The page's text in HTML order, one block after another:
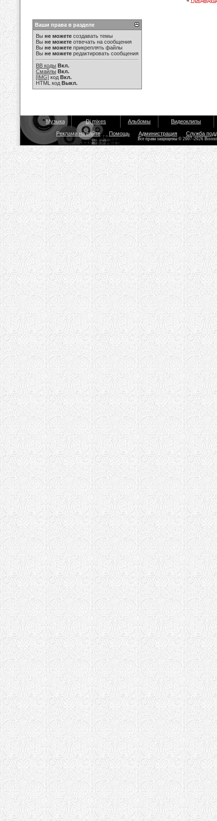
Ваши права в разделе
Вы не можете создавать темы
Вы не можете отвечать на сообщения
Вы не можете прикреплять файлы
Вы не можете редактировать сообщения
BB коды Вкл.
Смайлы Вкл.
[IMG] код Вкл.
HTML код Выкл.
Музыка Dj mixes Альбомы Видеоклипы
Реклама на сайте Помощь Администрация Служба
Все права защищены © 2007-2026